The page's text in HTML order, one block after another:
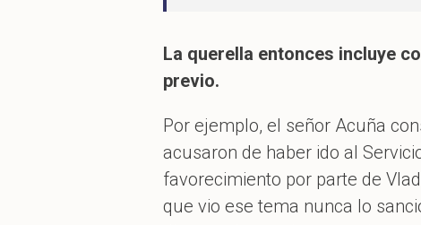
La querella entonces incluye
previo.
Por ejemplo, el señor Acuña
acusaron de haber ido al
favorecimiento por parte de
que vio ese tema nunca lo